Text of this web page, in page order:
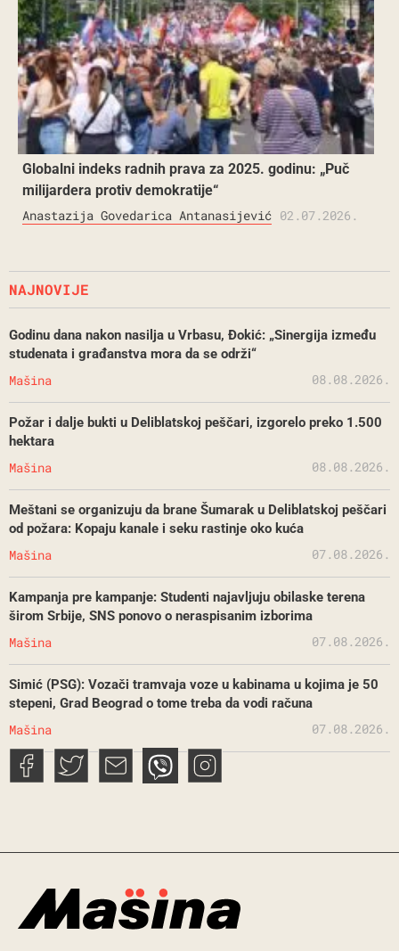
Globalni indeks radnih prava za 2025. godinu: „Puč
milijardera protiv demokratije“
Anastazija Govedarica Antanasijević 02.07.2026.
NAJNOVIJE
Godinu dana nakon nasilja u Vrbasu, Đokić: „Sinergija između
studenata i građanstva mora da se održi“
Mašina 08.08.2026.
Požar i dalje bukti u Deliblatskoj peščari, izgorelo preko 1.500
hektara
Mašina 08.08.2026.
Meštani se organizuju da brane Šumarak u Deliblatskoj peščari
od požara: Kopaju kanale i seku rastinje oko kuća
Mašina 07.08.2026.
Kampanja pre kampanje: Studenti najavljuju obilaske terena
širom Srbije, SNS ponovo o neraspisanim izborima
Mašina 07.08.2026.
Simić (PSG): Vozači tramvaja voze u kabinama u kojima je 50
stepeni, Grad Beograd o tome treba da vodi računa
Mašina 07.08.2026.